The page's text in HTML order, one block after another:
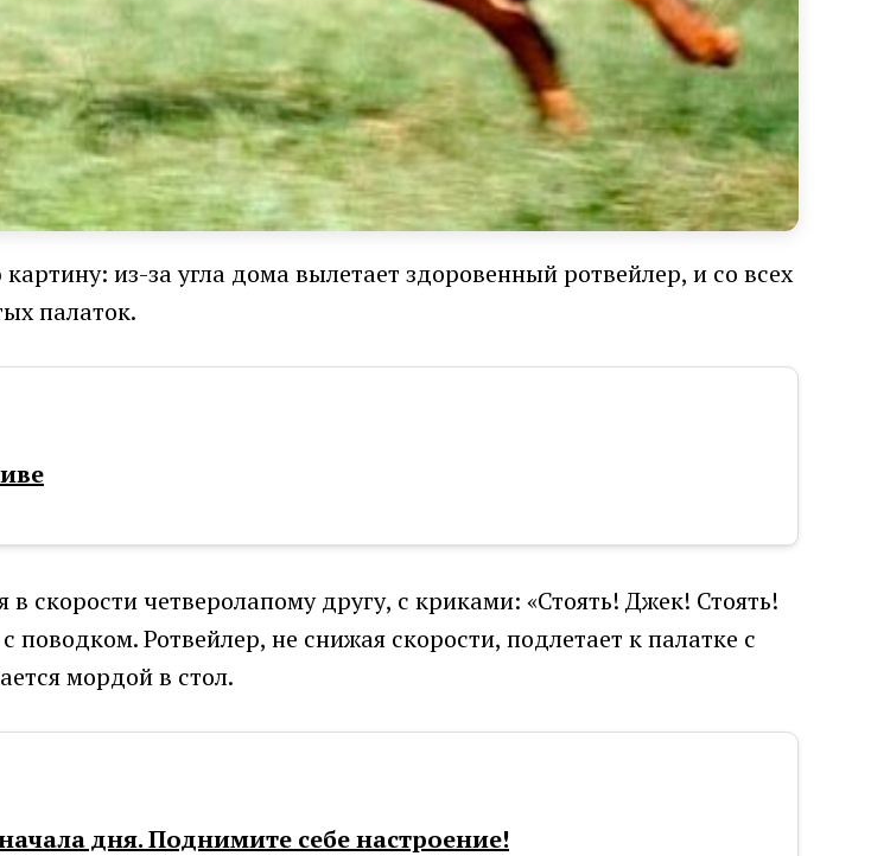
из-за угла дома вылетает здоровенный ротвейлер, и со всех
палаток.
в скорости четверолапому другу, с криками: «Стоять! Джек! Стоять!
Ротвейлер, не снижая скорости, подлетает к палатке с
мордой в стол.
дня. Поднимите себе настроение!